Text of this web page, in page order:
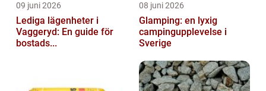
09 juni 2026
Lediga lägenheter i
Vaggeryd: En guide för
bostads...
08 juni 2026
Glamping: en lyxig
campingupplevelse i
Sverige